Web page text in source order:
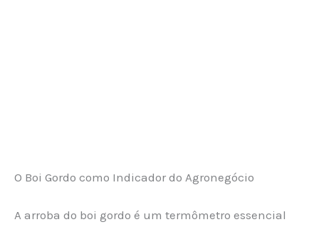
O Boi Gordo como Indicador do Agronegócio
A arroba do boi gordo é um termômetro essencial